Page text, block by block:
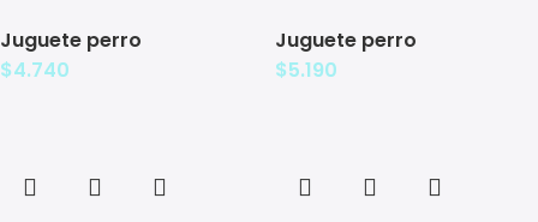
Juguete perro
$4.740
Juguete perro
$5.190